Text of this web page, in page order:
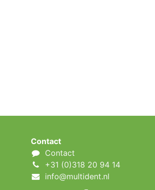
Contact
Contact
+31 (0)318 20 94 14
info@multident.nl